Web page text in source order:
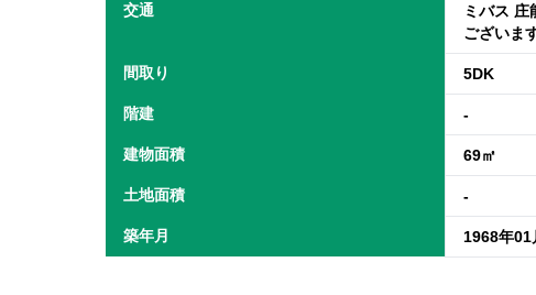
交通
ミバス
ございま
間取り 5DK
階建 -
建物面積 69㎡
土地面積 -
築年月 1968年01